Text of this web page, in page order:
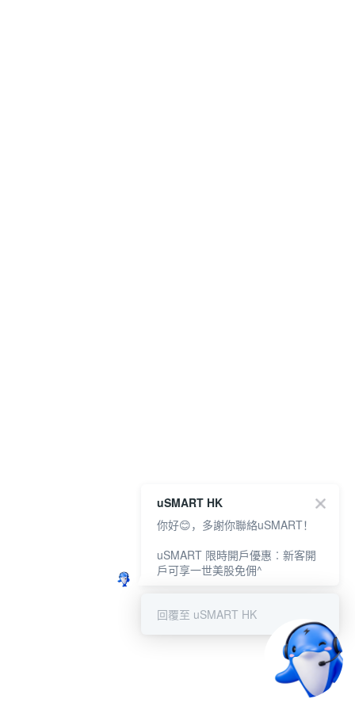
uSMART HK
你好😊，多謝你聯絡uSMART！
uSMART 限時開戶優惠︰新客開
戶可享一世美股免佣^
回覆至 uSMART HK